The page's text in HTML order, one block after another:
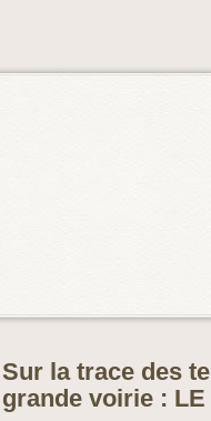
Sur la trace des
grande voirie : LE